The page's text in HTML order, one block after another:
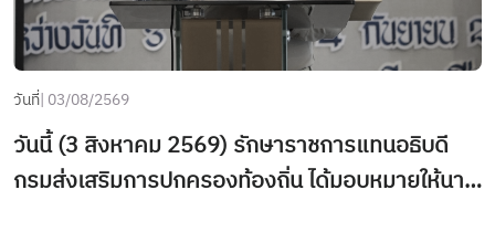
วันที่| 03/08/2569
วันนี้ (3 สิงหาคม 2569) รักษาราชการแทนอธิบดี
กรมส่งเสริมการปกครองท้องถิ่น ได้มอบหมายให้นาย